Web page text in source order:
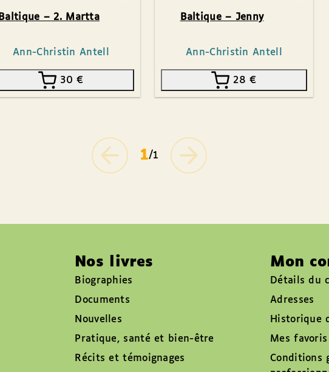
Baltique – 2. Martta
Ann-Christin Antell
30€
Baltique – Jenny
Ann-Christin Antell
28€
1/1
Nos livres
Biographies
Documents
Nouvelles
Pratique, santé et bien-être
Récits et témoignages
Mon
Détails du
Adresses
Historique
Mes favoris
Conditions